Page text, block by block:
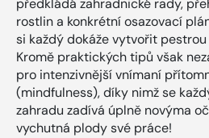
předkládá zahradnické rady,
rostlin a konkrétní osazovací
si každý dokáže vytvořit
Kromě praktických tipů však
pro intenzivnější vnímaní
(mindfulness), díky nimž se
zahradu zadívá úplně novýma
vychutná plody své práce!